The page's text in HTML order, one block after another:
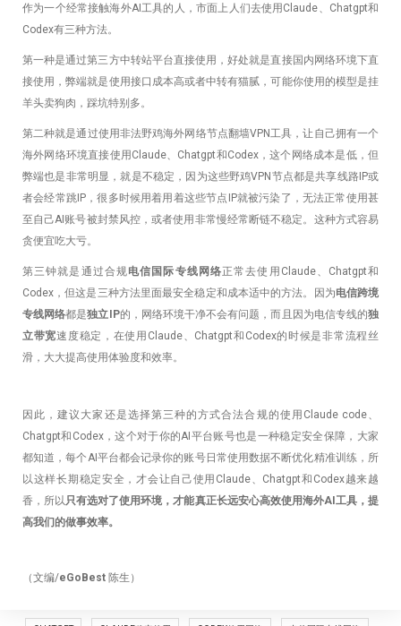
作为一个经常接触海外AI工具的人，市面上人们去使用Claude、Chatgpt和
Codex有三种方法。
第一种是通过第三方中转站平台直接使用，好处就是直接国内网络环境下直
接使用，弊端就是使用接口成本高或者中转有猫腻，可能你使用的模型是挂
羊头卖狗肉，踩坑特别多。
第二种就是通过使用非法野鸡海外网络节点翻墙VPN工具，让自己拥有一个
海外网络环境直接使用Claude、Chatgpt和Codex，这个网络成本是低，但
弊端也是非常明显，就是不稳定，因为这些野鸡VPN节点都是共享线路IP或
者会经常跳IP，很多时候用着用着这些节点IP就被污染了，无法正常使用甚
至自己AI账号被封禁风控，或者使用非常慢经常断链不稳定。这种方式容易
贪便宜吃大亏。
第三钟就是通过合规电信国际专线网络正常去使用Claude、Chatgpt和
Codex，但这是三种方法里面最安全稳定和成本适中的方法。因为电信跨境
专线网络都是独立IP的，网络环境干净不会有问题，而且因为电信专线的独
立带宽速度稳定，在使用Claude、Chatgpt和Codex的时候是非常流程丝
滑，大大提高使用体验度和效率。
因此，建议大家还是选择第三种的方式合法合规的使用Claude code、
Chatgpt和Codex，这个对于你的AI平台账号也是一种稳定安全保障，大家
都知道，每个AI平台都会记录你的账号日常使用数据不断优化精准训练，所
以这样长期稳定安全，才会让自己使用Claude、Chatgpt和Codex越来越
香，所以 只有选对了使用环境，才能真正长远安心高效使用海外AI工具，提
高我们的做事效率。
（文编/eGoBest 陈生）